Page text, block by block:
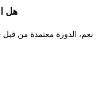
هل
نعم، الدورة معتمدة من